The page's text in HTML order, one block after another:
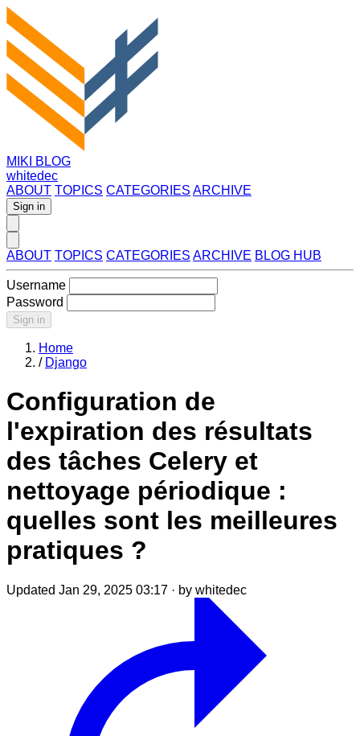
MIKI BLOG
whitedec
ABOUT TOPICS CATEGORIES ARCHIVE
Sign in
ABOUT TOPICS CATEGORIES ARCHIVE BLOG HUB
Username
Password
Sign in
Home
/ Django
Configuration de
l'expiration des résultats
des tâches Celery et
nettoyage périodique :
quelles sont les meilleures
pratiques ?
Updated Jan 29, 2025 03:17 · by whitedec